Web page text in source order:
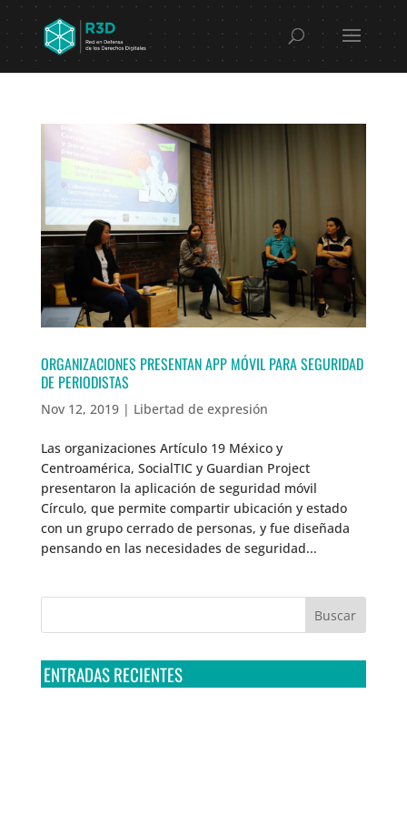
ORGANIZACIONES PRESENTAN APP MÓVIL PARA SEGURIDAD
DE PERIODISTAS
Nov 12, 2019| Libertad de expresión
Las organizaciones Artículo 19 México y
Centroamérica, SocialTIC y Guardian Project
presentaron la aplicación de seguridad móvil
Círculo, que permite compartir ubicación y estado
con un grupo cerrado de personas, y fue diseñada
pensando en las necesidades de seguridad...
ENTRADAS RECIENTES